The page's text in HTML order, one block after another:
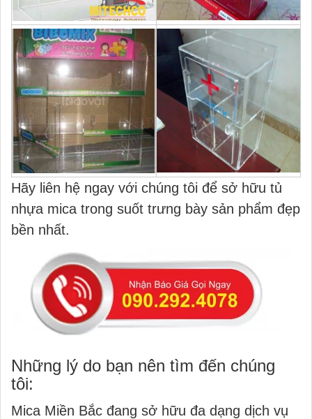
Hãy liên hệ ngay với chúng tôi để sở hữu tủ
nhựa mica trong suốt trưng bày sản phẩm đẹp
bền nhất.
Những lý do bạn nên tìm đến chúng
tôi:
Mica Miền Bắc đang sở hữu đa dạng dịch vụ